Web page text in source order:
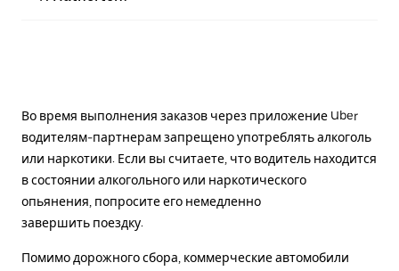
Во время выполнения заказов через приложение Uber
водителям-партнерам запрещено употреблять алкоголь
или наркотики. Если вы считаете, что водитель находится
в состоянии алкогольного или наркотического
опьянения, попросите его немедленно
завершить поездку.
Помимо дорожного сбора, коммерческие автомобили